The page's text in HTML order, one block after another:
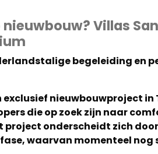
Villas
begeleiding en
nieuwbouwproject in
die op zoek zijn naar
onderscheidt zich
waarvan momenteel nog